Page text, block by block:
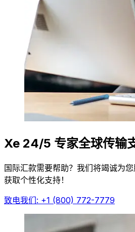
Xe 24/5 专家全球传输
国际汇款需要帮助？我们将竭诚为
获取个性化支持！
致电我们: +1 (800) 772-7779